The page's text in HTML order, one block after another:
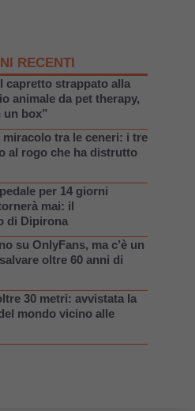
RECENTI
capretto strappato alla
animale da pet therapy,
un box”
tra le ceneri: i tre
al rogo che ha distrutto
per 14 giorni
mai: il
di Dipirona
su OnlyFans, ma c’è un
oltre 60 anni di
30 metri: avvistata la
mondo vicino alle